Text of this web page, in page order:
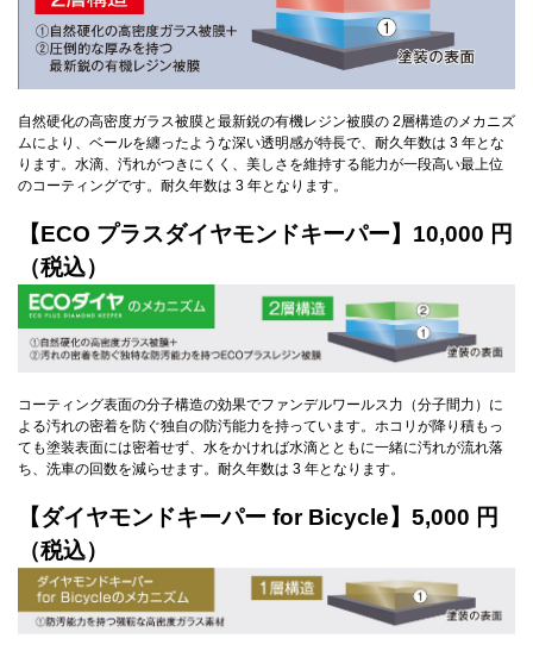
自然硬化の高密度ガラス被膜と最新鋭の有機レジン被膜の 2層構造のメカニズ
ムにより、ベールを纏ったような深い透明感が特長で、耐久年数は 3 年とな
ります。水滴、汚れがつきにくく、美しさを維持する能力が一段高い最上位
のコーティングです。耐久年数は 3 年となります。
【ECO プラスダイヤモンドキーパー】10,000 円
（税込）
コーティング表面の分子構造の効果でファンデルワールス力（分子間力）に
よる汚れの密着を防ぐ独自の防汚能力を持っています。ホコリが降り積もっ
ても塗装表面には密着せず、水をかければ水滴とともに一緒に汚れが流れ落
ち、洗車の回数を減らせます。耐久年数は 3 年となります。
【ダイヤモンドキーパー for Bicycle】5,000 円
（税込）